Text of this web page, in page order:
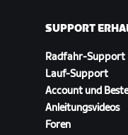
SUPPORT
Radfahr-Support
Lauf-Support
Account und
Anleitungsvideos
Foren